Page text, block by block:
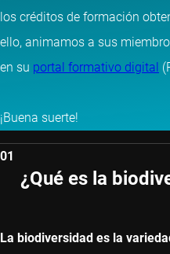
los créditos de formación
ello, animamos a sus
en su portal formativo digital
¡Buena suerte!
01
¿Qué es la
La biodiversidad es la